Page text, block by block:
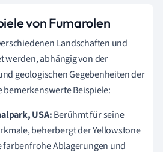
von Fumarolen
Landschaften und
werden, abhängig von der
geologischen Gegebenheiten der
bemerkenswerte Beispiele:
USA:Berühmt für seine
beherbergt der Yellowstone
farbenfrohe Ablagerungen und